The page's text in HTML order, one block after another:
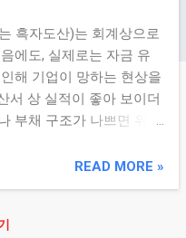
흑자도산)는 회계상으로
에도, 실제로는 자금 유
해 기업이 망하는 현상을
서 상 실적이 좋아 보이더
부채 구조가 나쁘면 위기
는 원인과 대표 사례를 중
흑자도산이라는 용어로
READ MORE »